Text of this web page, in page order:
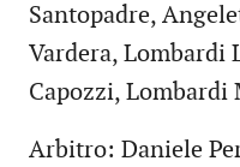
Santopadre,
Vardera, Lombardi
Capozzi,
Arbitro: Daniele